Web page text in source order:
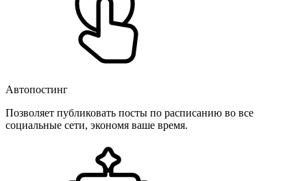
Автопостинг
Позволяет публиковать посты по расписанию во все
социальные сети, экономя ваше время.